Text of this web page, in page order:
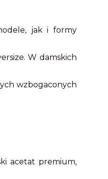
jak i formy
W damskich
wzbogaconych
acetat premium,